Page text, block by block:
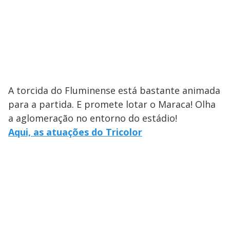
A torcida do Fluminense está bastante animada
para a partida. E promete lotar o Maraca! Olha
a aglomeração no entorno do estádio!
Aqui, as atuações do Tricolor